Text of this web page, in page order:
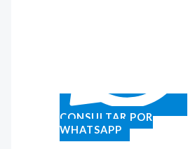
CONSULTAR POR
WHATSAPP